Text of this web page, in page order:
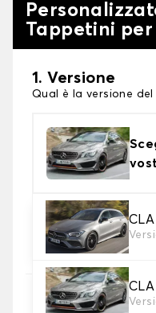
Tappetini
1. Versione
Qual è la versione
2. Materiale
scegli il materiale
3. Colori dei